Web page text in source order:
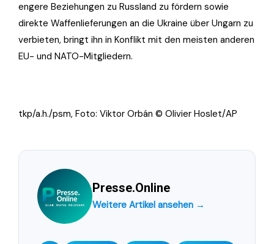
engere Beziehungen zu Russland zu fördern sowie
direkte Waffenlieferungen an die Ukraine über Ungarn zu
verbieten, bringt ihn in Konflikt mit den meisten anderen
EU- und NATO-Mitgliedern.
tkp/a.h./psm, Foto: Viktor Orbán © Olivier Hoslet/AP
Presse.Online
Weitere Artikel ansehen →